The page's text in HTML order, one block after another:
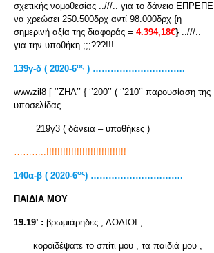
σχετικής νομοθεσίας ..///.. για το δάνειο ΕΠΡΕΠΕ
να χρεώσει 250.500δρχ αντί 98.000δρχ {η
σημερινή αξία της διαφοράς = 4.394,18€} ..///..
για την υποθήκη ;;;???!!!
139γ-δ ( 2020-6ος ) ………………………….
wwwzil8 [ ‘’ΖΗΛ’’ { ‘’200’’ ( ‘’210’’ παρουσίαση της
υποσελίδας
219γ3 ( δάνεια – υποθήκες )
………..!!!!!!!!!!!!!!!!!!!!!!!!!!!!!
140α-β ( 2020-6ος) ………………………….
ΠΑΙΔΙΑ ΜΟΥ
19.19’ : βρωμιάρηδες , ΔΟΛΙΟΙ ,
κοροϊδέψατε το σπίτι μου , τα παιδιά μου ,